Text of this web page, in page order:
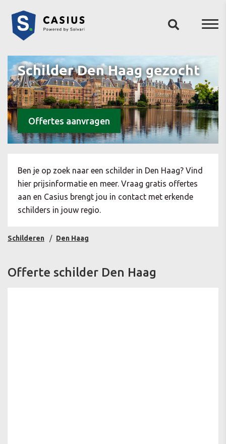
Schilder Den Haag gezocht
Offertes aanvragen
Ben je op zoek naar een schilder in Den Haag? Vind
hier prijsinformatie en meer. Vraag gratis offertes
aan en Casius brengt jou in contact met erkende
schilders in jouw regio.
Schilderen Den Haag
Offerte schilder Den Haag